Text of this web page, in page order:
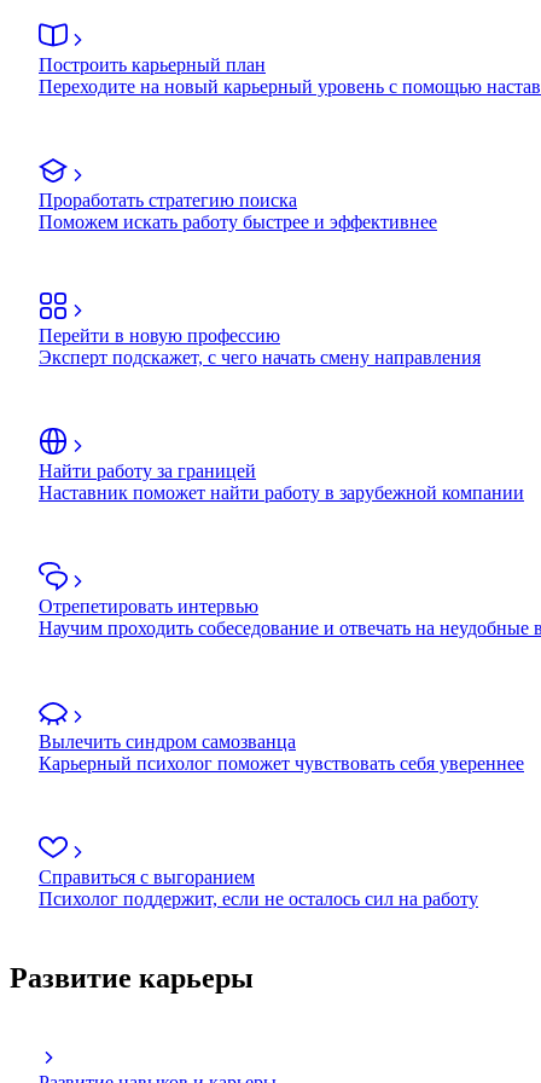
Построить карьерный план
Переходите на новый карьерный уровень с помощью
Проработать стратегию поиска
Поможем искать работу быстрее и эффективнее
Перейти в новую профессию
Эксперт подскажет, с чего начать смену направления
Найти работу за границей
Наставник поможет найти работу в зарубежной компании
Отрепетировать интервью
Научим проходить собеседование и отвечать на неудобные
Вылечить синдром самозванца
Карьерный психолог поможет чувствовать себя увереннее
Справиться с выгоранием
Психолог поддержит, если не осталось сил на работу
Развитие карьеры